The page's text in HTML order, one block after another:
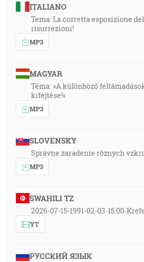
ITALIANO
Tema: La corretta esposizione
risurrezioni!
MP3
MAGYAR
Téma: »A különböző
kifejtése!«
MP3
SLOVENSKY
Správne zaradenie rôznych
MP3
SWAHILI TZ
2026-07-15-1991-02-03-15:00-
YT
РУССКИЙ ЯЗЫК